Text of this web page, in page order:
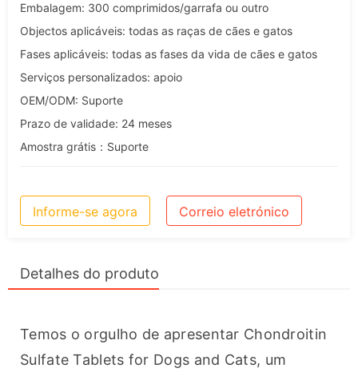
Embalagem: 300 comprimidos/garrafa ou outro
Objectos aplicáveis: todas as raças de cães e gatos
Fases aplicáveis: todas as fases da vida de cães e gatos
Serviços personalizados: apoio
OEM/ODM: Suporte
Prazo de validade: 24 meses
Amostra grátis：Suporte
Informe-se agora Correio eletrónico
Detalhes do produto
Temos o orgulho de apresentar Chondroitin
Sulfate Tablets for Dogs and Cats, um